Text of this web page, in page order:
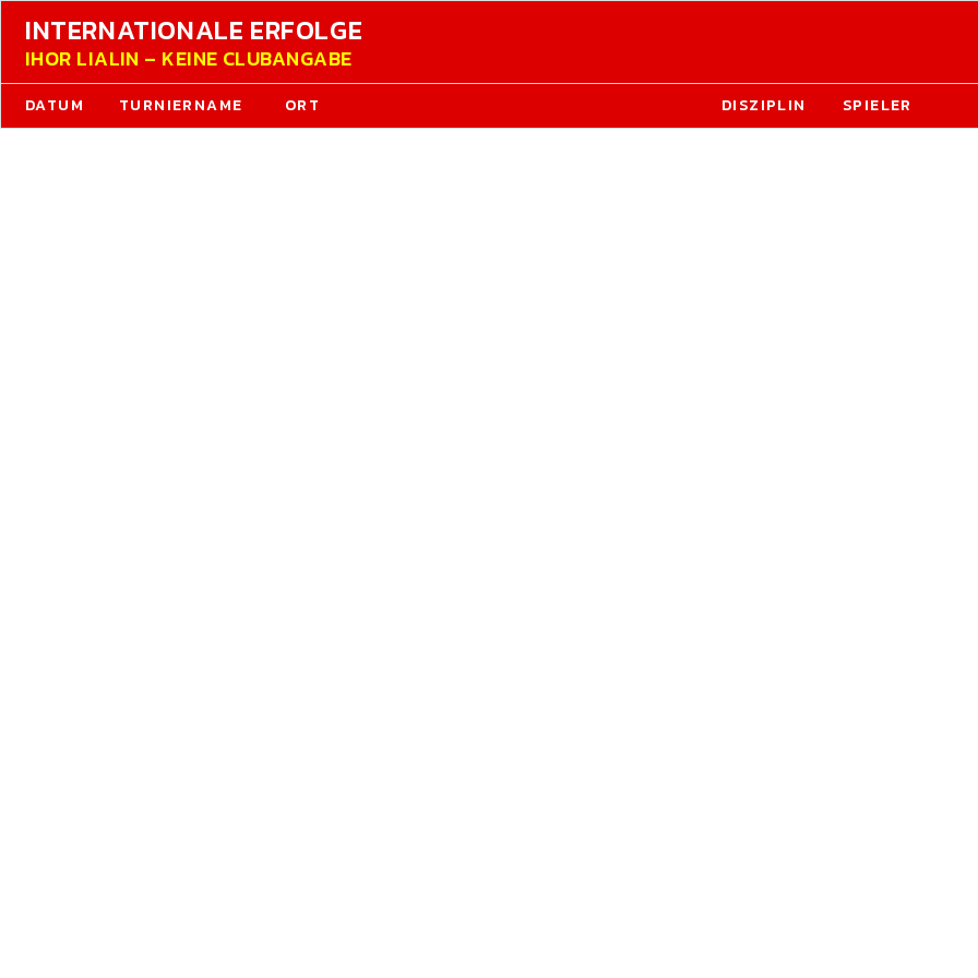
INTERNATIONALE ERFOLGE
IHOR LIALIN – KEINE CLUBANGABE
DATUM TURNIERNAME ORT DISZIPLIN SPIELER